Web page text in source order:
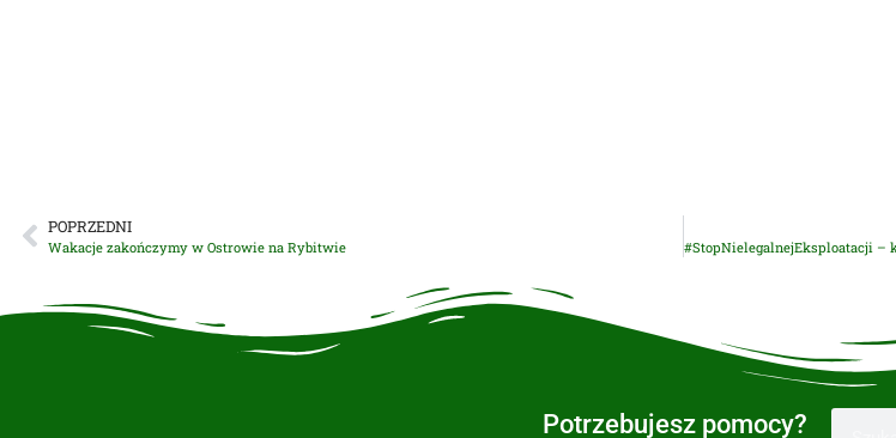
POPRZEDNI
Wakacje zakończymy w Ostrowie na Rybitwie
Potrzebujesz pomocy?